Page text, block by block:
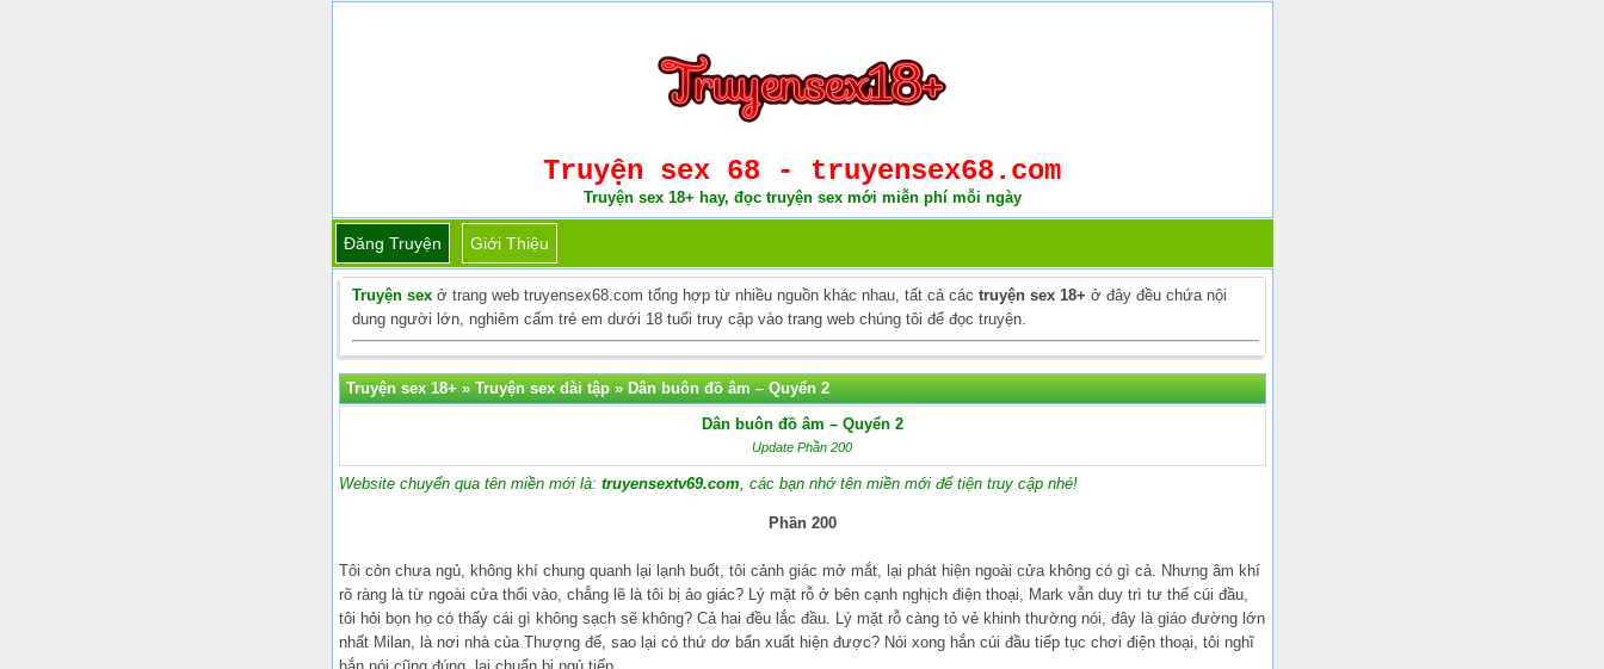
Truyện sex 68 - truyensex68.com
Truyện sex 18+ hay, đọc truyện sex mới miễn phí mỗi ngày
Đăng Truyện Giới Thiệu
Truyện sexở trang web truyensex68.com tổng hợp từ nhiều nguồn khác nhau, tất cả các truyện sex 18+ ở đây đều chứa nội
dung người lớn, nghiêm cấm trẻ em dưới 18 tuổi truy cập vào trang web chúng tôi để đọc truyện.
Truyện sex 18+ »Truyện sex dài tập »Dân buôn đồ âm – Quyển 2
Dân buôn đồ âm – Quyển 2
Update Phần 200
Website chuyển qua tên miền mới là: truyensextv69.com, các bạn nhớ tên miền mới để tiện truy cập nhé!
Phần 200
Tôi còn chưa ngủ, không khí chung quanh lại lạnh buốt, tôi cảnh giác mở mắt, lại phát hiện ngoài cửa không có gì cả. Nhưng âm khí
rõ ràng là từ ngoài cửa thổi vào, chẳng lẽ là tôi bị ảo giác? Lý mặt rỗ ở bên cạnh nghịch điện thoại, Mark vẫn duy trì tư thế cúi đầu,
tôi hỏi bọn họ có thấy cái gì không sạch sẽ không? Cả hai đều lắc đầu. Lý mặt rỗ càng tỏ vẻ khinh thường nói, đây là giáo đường lớn
nhất Milan, là nơi nhà của Thượng đế, sao lại có thứ dơ bẩn xuất hiện được? Nói xong hắn cúi đầu tiếp tục chơi điện thoại, tôi nghĩ